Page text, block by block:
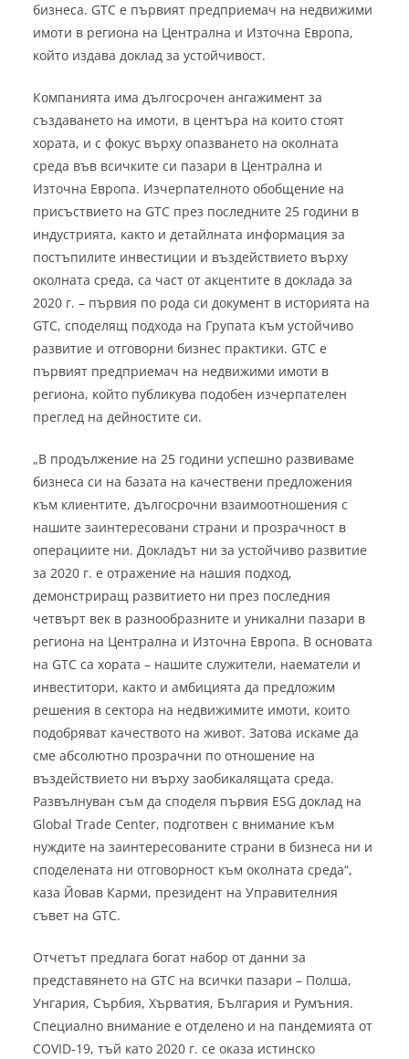
бизнеса. GTC е първият предприемач на недвижими
имоти в региона на Централна и Източна Европа,
който издава доклад за устойчивост.
Компанията има дългосрочен ангажимент за
създаването на имоти, в центъра на които стоят
хората, и с фокус върху опазването на околната
среда във всичките си пазари в Централна и
Източна Европа. Изчерпателното обобщение на
присъствието на GTC през последните 25 години в
индустрията, както и детайлната информация за
постъпилите инвестиции и въздействието върху
околната среда, са част от акцентите в доклада за
2020 г. – първия по рода си документ в историята на
GTC, споделящ подхода на Групата към устойчиво
развитие и отговорни бизнес практики. GTC е
първият предприемач на недвижими имоти в
региона, който публикува подобен изчерпателен
преглед на дейностите си.
„В продължение на 25 години успешно развиваме
бизнеса си на базата на качествени предложения
към клиентите, дългосрочни взаимоотношения с
нашите заинтересовани страни и прозрачност в
операциите ни. Докладът ни за устойчиво развитие
за 2020 г. е отражение на нашия подход,
демонстриращ развитието ни през последния
четвърт век в разнообразните и уникални пазари в
региона на Централна и Източна Европа. В основата
на GTC са хората – нашите служители, наематели и
инвеститори, както и амбицията да предложим
решения в сектора на недвижимите имоти, които
подобряват качеството на живот. Затова искаме да
сме абсолютно прозрачни по отношение на
въздействието ни върху заобикалящата среда.
Развълнуван съм да споделя първия ESG доклад на
Global Trade Center, подготвен с внимание към
нуждите на заинтересованите страни в бизнеса ни и
споделената ни отговорност към околната среда“,
каза Йовав Карми, президент на Управителния
съвет на GTC.
Отчетът предлага богат набор от данни за
представянето на GTC на всички пазари – Полша,
Унгария, Сърбия, Хърватия, България и Румъния.
Специално внимание е отделено и на пандемията от
COVID-19, тъй като 2020 г. се оказа истинско